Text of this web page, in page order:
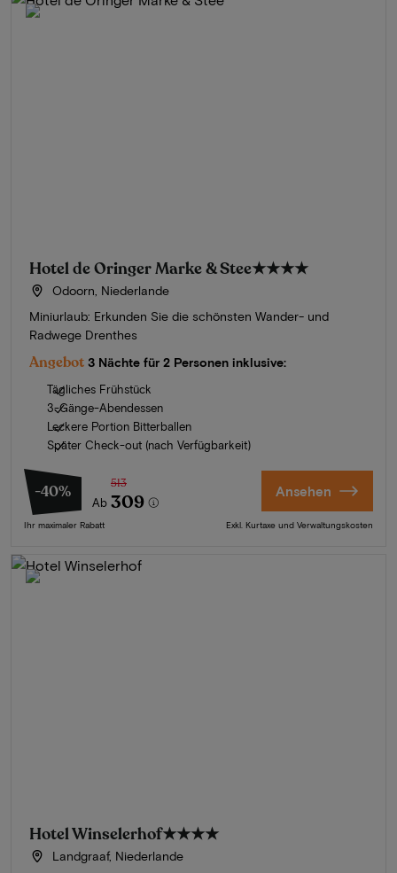
Hotel de Oringer Marke & Stee★★★★
Odoorn, Niederlande
Miniurlaub: Erkunden Sie die schönsten Wander- und
Radwege Drenthes
Angebot 3 Nächte für 2 Personen inklusive:
Tägliches Frühstück
3-Gänge-Abendessen
Leckere Portion Bitterballen
Später Check-out (nach Verfügbarkeit)
-40%
Ab
513
309
Ihr maximaler Rabatt
Ansehen
Exkl. Kurtaxe und Verwaltungskosten
Hotel Winselerhof★★★★
Landgraaf, Niederlande